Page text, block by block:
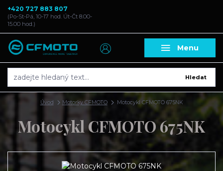
Menu
Hledat
+420 727 883 807
(Po-St-Pá, 10-17 hod. Út-Čt 8.00-
15.00 hod.)
Úvod Motorky CFMOTO Motocykl CFMOTO 675NK
Motocykl CFMOTO 675NK